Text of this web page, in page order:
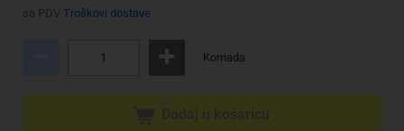
sa PDV Troškovi dostave
Komada